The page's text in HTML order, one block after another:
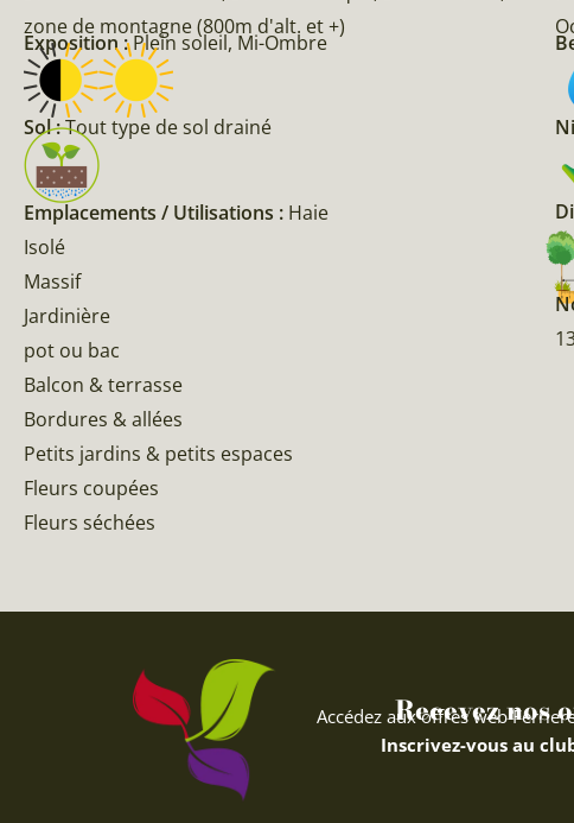
zone de montagne (800m d'alt. et +)
Exposition :Plein soleil, Mi-Ombre
Sol :Tout type de sol drainé
Emplacements / Utilisations : Haie
Isolé
Massif
Jardinière
pot ou bac
Balcon & terrasse
Bordures & allées
Petits jardins & petits espaces
Fleurs coupées
Fleurs séchées
Recevez nos
Accédez aux offres web
Inscrivez-vous au